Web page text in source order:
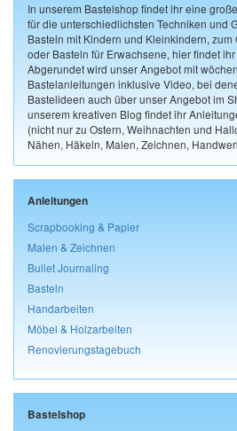
In unserem Bastelshop findet ihr eine
für die unterschiedlichsten Techniken und
Basteln mit Kindern und Kleinkindern,
oder Basteln für Erwachsene, hier findet
Abgerundet wird unser Angebot mit
Bastelanleitungen inklusive Video, bei
Bastelideen auch über unser Angebot im
unserem kreativen Blog findet ihr
(nicht nur zu Ostern, Weihnachten und
Nähen, Häkeln, Malen, Zeichnen,
Anleitungen
Scrapbooking & Papier
Malen & Zeichnen
Bullet Journaling
Basteln
Handarbeiten
Möbel & Holzarbeiten
Renovierungstagebuch
Bastelshop